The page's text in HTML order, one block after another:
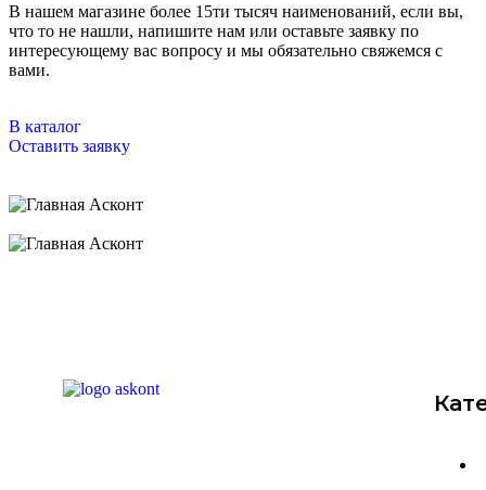
В нашем магазине более 15ти тысяч наименований, если вы,
что то не нашли, напишите нам или оставьте заявку по
интересующему вас вопросу и мы обязательно свяжемся с
вами.
В каталог
Оставить заявку